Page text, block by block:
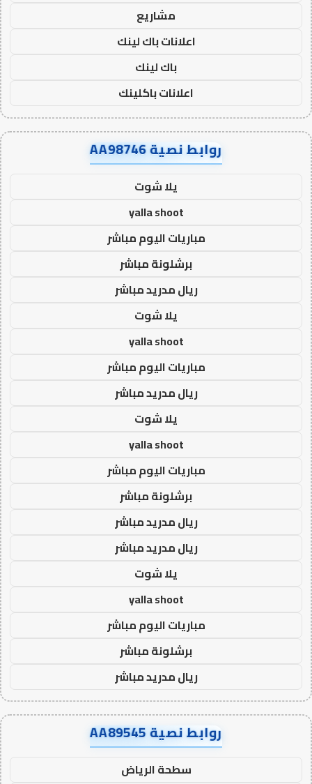
مشاريع
اعلانات باك لينك
باك لينك
اعلانات باكلينك
روابط نصية AA98746
يلا شوت
yalla shoot
مباريات اليوم مباشر
برشلونة مباشر
ريال مدريد مباشر
يلا شوت
yalla shoot
مباريات اليوم مباشر
ريال مدريد مباشر
يلا شوت
yalla shoot
مباريات اليوم مباشر
برشلونة مباشر
ريال مدريد مباشر
ريال مدريد مباشر
يلا شوت
yalla shoot
مباريات اليوم مباشر
برشلونة مباشر
ريال مدريد مباشر
روابط نصية AA89545
سطحة الرياض